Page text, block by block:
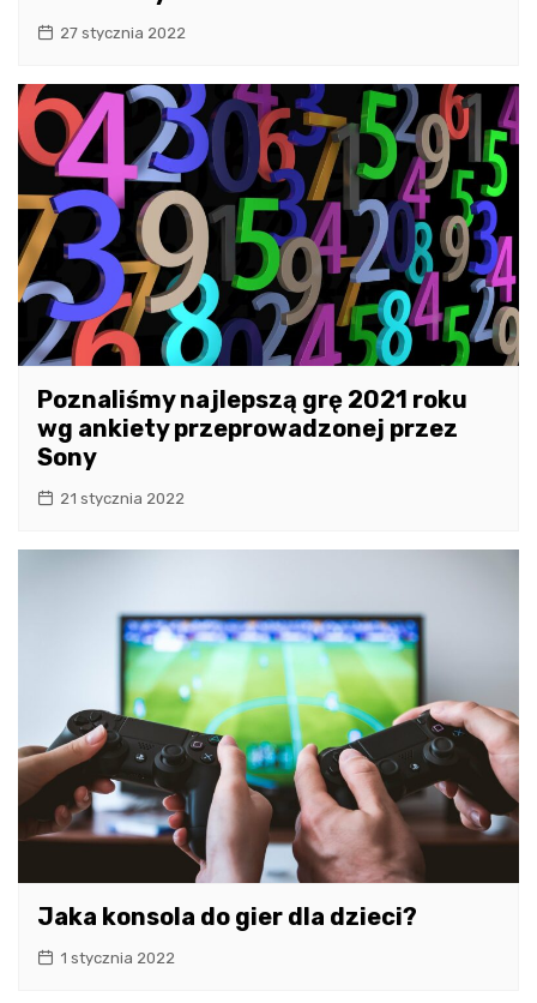
27 stycznia 2022
Poznaliśmy najlepszą grę 2021 roku
wg ankiety przeprowadzonej przez
Sony
21 stycznia 2022
Jaka konsola do gier dla dzieci?
1 stycznia 2022